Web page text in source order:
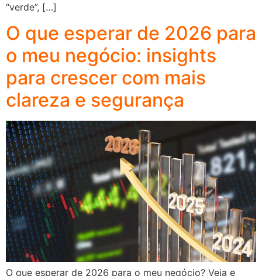
“verde”, […]
O que esperar de 2026 para
o meu negócio: insights
para crescer com mais
clareza e segurança
O que esperar de 2026 para o meu negócio? Veja e